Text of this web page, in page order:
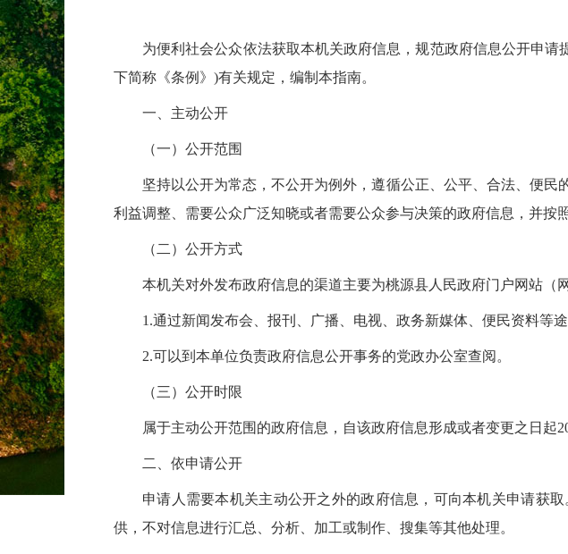
为便利社会公众依法获取本机关政府信息，规范政府信息公开申
下简称《条例》)有关规定，编制本指南。
一、主动公开
（一）公开范围
坚持以公开为常态，不公开为例外，遵循公正、公平、合法、便
利益调整、需要公众广泛知晓或者需要公众参与决策的政府信息，并按
（二）公开方式
本机关对外发布政府信息的渠道主要为桃源县人民政府门户网站（
1.通过新闻发布会、报刊、广播、电视、政务新媒体、便民资料等途
2.可以到本单位负责政府信息公开事务的党政办公室查阅。
（三）公开时限
属于主动公开范围的政府信息，自该政府信息形成或者变更之日起
二、依申请公开
申请人需要本机关主动公开之外的政府信息，可向本机关申请获
供，不对信息进行汇总、分析、加工或制作、搜集等其他处理。